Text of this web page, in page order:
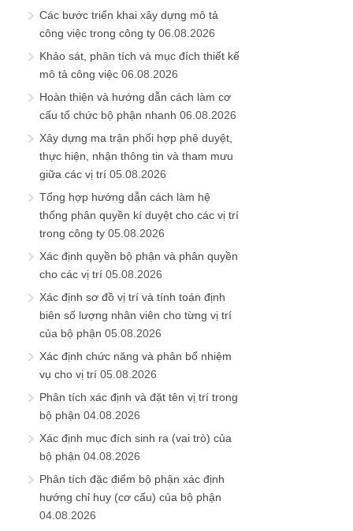
Các bước triển khai xây dựng mô tả
công việc trong công ty 06.08.2026
Khảo sát, phân tích và mục đích thiết kế
mô tả công việc 06.08.2026
Hoàn thiện và hướng dẫn cách làm cơ
cấu tổ chức bộ phận nhanh 06.08.2026
Xây dựng ma trận phối hợp phê duyệt,
thực hiện, nhận thông tin và tham mưu
giữa các vị trí 05.08.2026
Tổng hợp hướng dẫn cách làm hệ
thống phân quyền kí duyệt cho các vị trí
trong công ty 05.08.2026
Xác định quyền bộ phận và phân quyền
cho các vị trí 05.08.2026
Xác định sơ đồ vị trí và tính toán định
biên số lượng nhân viên cho từng vị trí
của bộ phận 05.08.2026
Xác định chức năng và phân bổ nhiệm
vụ cho vị trí 05.08.2026
Phân tích xác định và đặt tên vị trí trong
bộ phận 04.08.2026
Xác định mục đích sinh ra (vai trò) của
bộ phận 04.08.2026
Phân tích đặc điểm bộ phận xác định
hướng chỉ huy (cơ cấu) của bộ phận
04.08.2026